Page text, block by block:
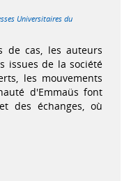
Universitaires du
de cas, les auteurs
issues de la société
les mouvements
d'Emmaüs font
des échanges, où